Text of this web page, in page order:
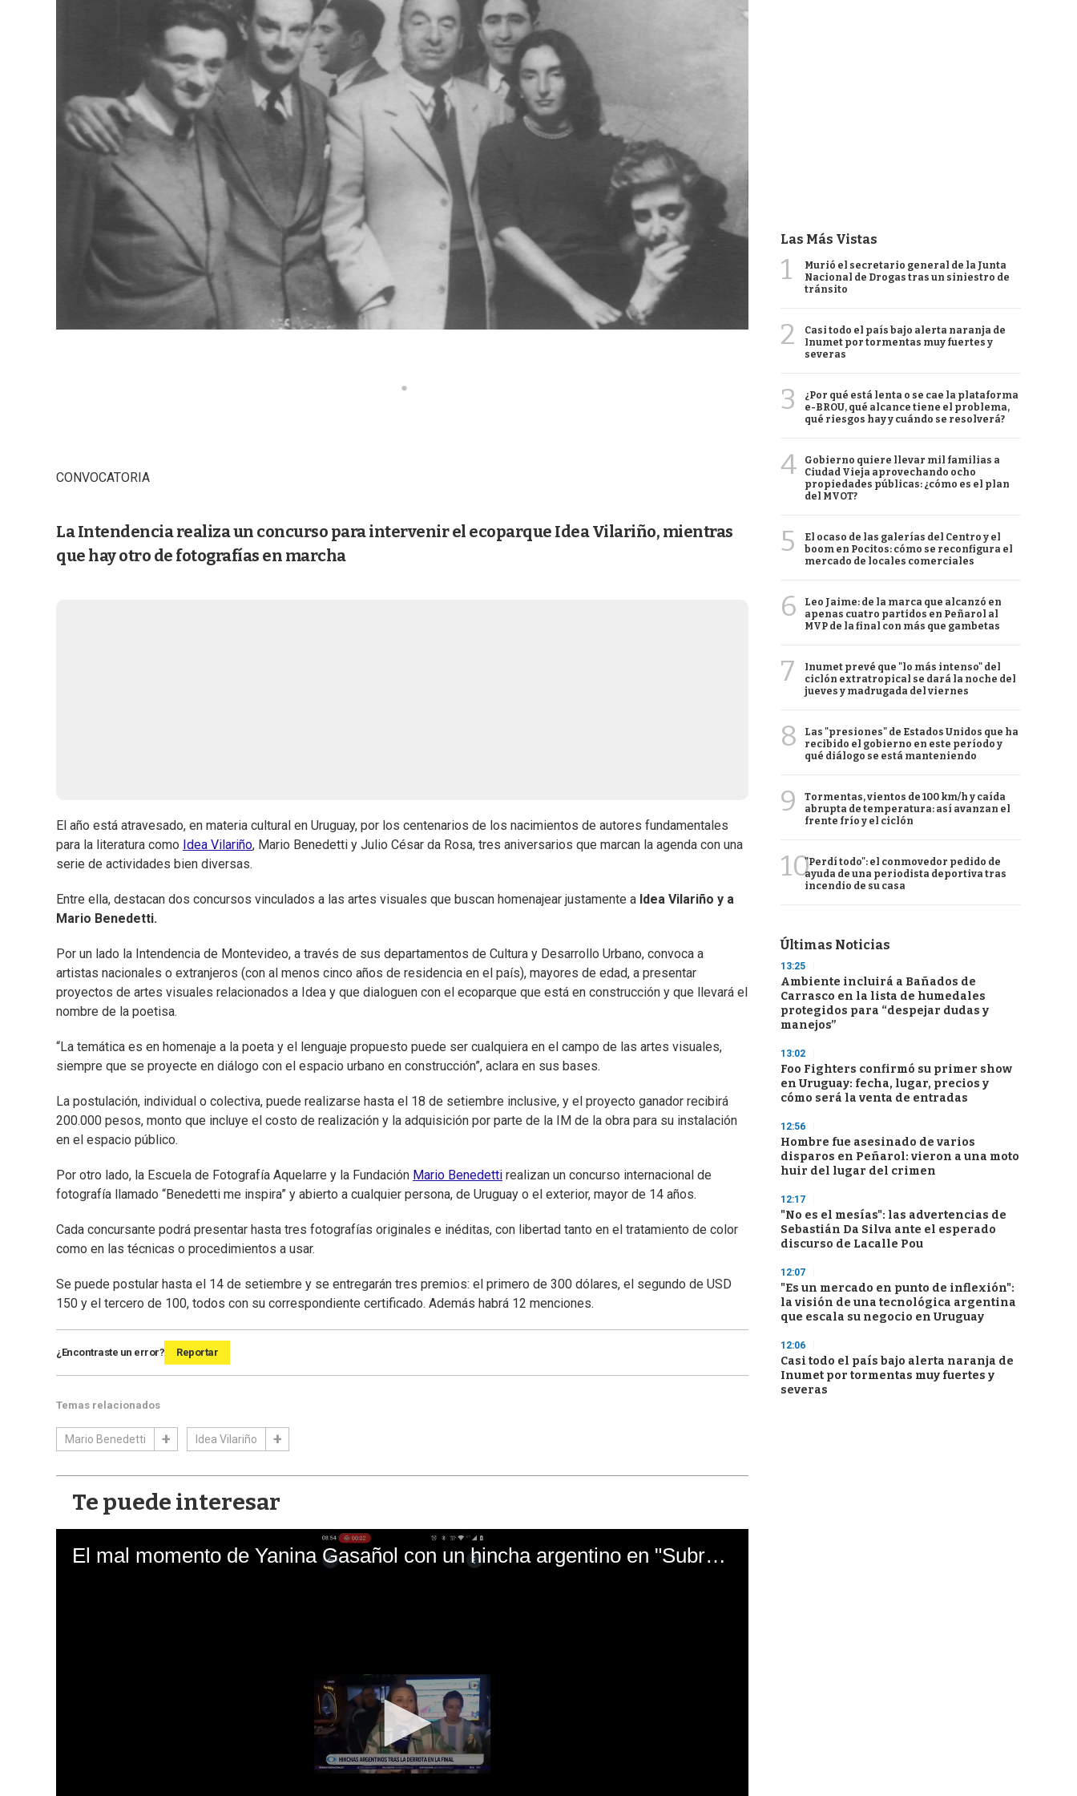
CONVOCATORIA
La Intendencia realiza un concurso para intervenir el ecoparque Idea Vilariño, mientras
que hay otro de fotografías en marcha
El año está atravesado, en materia cultural en Uruguay, por los centenarios de los nacimientos de autores fundamentales
para la literatura como Idea Vilariño, Mario Benedetti y Julio César da Rosa, tres aniversarios que marcan la agenda con una
serie de actividades bien diversas.
Entre ella, destacan dos concursos vinculados a las artes visuales que buscan homenajear justamente a Idea Vilariño y a
Mario Benedetti.
Por un lado la Intendencia de Montevideo, a través de sus departamentos de Cultura y Desarrollo Urbano, convoca a
artistas nacionales o extranjeros (con al menos cinco años de residencia en el país), mayores de edad, a presentar
proyectos de artes visuales relacionados a Idea y que dialoguen con el ecoparque que está en construcción y que llevará el
nombre de la poetisa.
“La temática es en homenaje a la poeta y el lenguaje propuesto puede ser cualquiera en el campo de las artes visuales,
siempre que se proyecte en diálogo con el espacio urbano en construcción”, aclara en sus bases.
La postulación, individual o colectiva, puede realizarse hasta el 18 de setiembre inclusive, y el proyecto ganador recibirá
200.000 pesos, monto que incluye el costo de realización y la adquisición por parte de la IM de la obra para su instalación
en el espacio público.
Por otro lado, la Escuela de Fotografía Aquelarre y la Fundación Mario Benedetti realizan un concurso internacional de
fotografía llamado “Benedetti me inspira” y abierto a cualquier persona, de Uruguay o el exterior, mayor de 14 años.
Cada concursante podrá presentar hasta tres fotografías originales e inéditas, con libertad tanto en el tratamiento de color
como en las técnicas o procedimientos a usar.
Se puede postular hasta el 14 de setiembre y se entregarán tres premios: el primero de 300 dólares, el segundo de USD
150 y el tercero de 100, todos con su correspondiente certificado. Además habrá 12 menciones.
¿Encontraste un error? Reportar
Temas relacionados
Mario Benedetti Idea Vilariño
Te puede interesar
El mal momento de Yanina Gasañol con un hincha argentino en "Subrayado"
Las Más Vistas
1
Murió el secretario general de la Junta
Nacional de Drogas tras un siniestro de
tránsito
2
Casi todo el país bajo alerta naranja de
Inumet por tormentas muy fuertes y
severas
3
¿Por qué está lenta o se cae la plataforma
e-BROU, qué alcance tiene el problema,
qué riesgos hay y cuándo se resolverá?
4
Gobierno quiere llevar mil familias a
Ciudad Vieja aprovechando ocho
propiedades públicas: ¿cómo es el plan
del MVOT?
5
El ocaso de las galerías del Centro y el
boom en Pocitos: cómo se reconfigura el
mercado de locales comerciales
6
Leo Jaime: de la marca que alcanzó en
apenas cuatro partidos en Peñarol al
MVP de la final con más que gambetas
7
Inumet prevé que "lo más intenso" del
ciclón extratropical se dará la noche del
jueves y madrugada del viernes
8
Las "presiones" de Estados Unidos que ha
recibido el gobierno en este período y
qué diálogo se está manteniendo
9
Tormentas, vientos de 100 km/h y caída
abrupta de temperatura: así avanzan el
frente frío y el ciclón
10"Perdí todo": el conmovedor pedido de
ayuda de una periodista deportiva tras
incendio de su casa
Últimas Noticias
13:25
Ambiente incluirá a Bañados de
Carrasco en la lista de humedales
protegidos para “despejar dudas y
manejos”
13:02
Foo Fighters confirmó su primer show
en Uruguay: fecha, lugar, precios y
cómo será la venta de entradas
12:56
Hombre fue asesinado de varios
disparos en Peñarol: vieron a una moto
huir del lugar del crimen
12:17
"No es el mesías": las advertencias de
Sebastián Da Silva ante el esperado
discurso de Lacalle Pou
12:07
"Es un mercado en punto de inflexión":
la visión de una tecnológica argentina
que escala su negocio en Uruguay
12:06
Casi todo el país bajo alerta naranja de
Inumet por tormentas muy fuertes y
severas